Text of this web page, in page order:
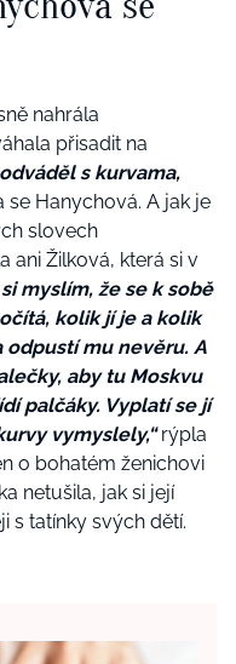
nahrála
přisadit na
s kurvama,
se Hanychová. A jak je
slovech
ani Žilková, která si v
myslím, že se k sobě
kolik jí je a kolik
odpustí mu nevěru. A
aby tu Moskvu
palčáky. Vyplatí se jí
vymyslely,“rýpla
o bohatém ženichovi
netušila, jak si její
s tatínky svých dětí.